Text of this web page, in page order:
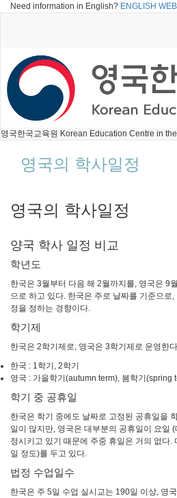
Need information in English? ENGLISH
영국한국교육원 Korean Education Centre in
영국의 학사일정
영국의 학사일정
양국 학사 일정 비교
학년도
한국은 3월부터 다음 해 2월까지를, 영국은 9
으로 하고 있다. 한국은 주로 날짜를 기준으로
정을 정하는 경향이다.
학기제
한국은 2학기제로, 영국은 3학기제로 운영한
한국 : 1학기, 2학기
영국 : 가을학기(autumn term), 봄학기(spring
학기 중 공휴일
한국은 학기 중에도 날짜로 고정된 공휴일을
일이 많지만, 영국은 대부분의 공휴일이 요일
정시키고 있기 때문에 주중 휴일은 거의 없다.
일 정도)를 두고 있다.
법정 수업일수
한국은 주 5일 수업 실시교는 190일 이상, 영